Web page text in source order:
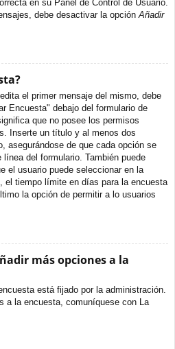
en su Panel de Control de Usuario.
debe desactivar la opción Añadir
el primer mensaje del mismo, debe
Encuesta" debajo del formulario de
que no posee los permisos
Inserte un título y al menos dos
asegurándose de que cada opción se
del formulario. También puede
el usuario puede seleccionar en la
el tiempo límite en días para la encuesta
la opción de permitir a lo usuarios
más opciones a la
está fijado por la administración.
a la encuesta, comuníquese con La